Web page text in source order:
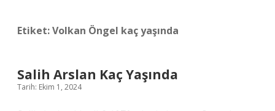
Etiket:Volkan Öngel kaç yaşında
Salih Arslan Kaç Yaşında
Tarih: Ekim 1, 2024